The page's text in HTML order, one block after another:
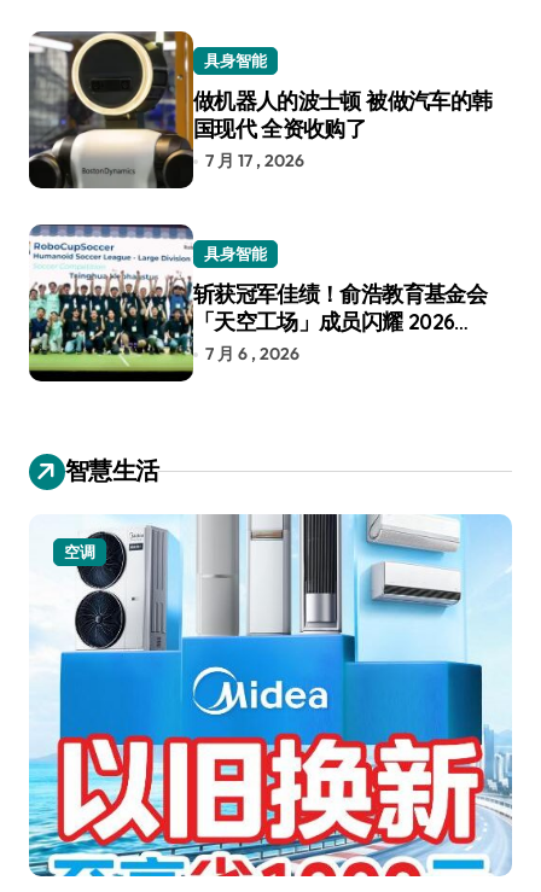
具身智能
做机器人的波士顿 被做汽车的韩
国现代 全资收购了
7 月 17 , 2026
具身智能
斩获冠军佳绩！俞浩教育基金会
「天空工场」成员闪耀 2026
RoboCup 机器人世界杯
7 月 6 , 2026
智慧生活
空调